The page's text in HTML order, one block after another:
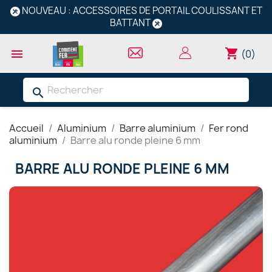
NOUVEAU : ACCESSOIRES DE PORTAIL COULISSANT ET
BATTANT
 shopping_cart (0)
search
Accueil Aluminium Barre aluminium
Fer rond
aluminium
Barre alu ronde pleine 6 mm
BARRE ALU RONDE PLEINE 6 MM